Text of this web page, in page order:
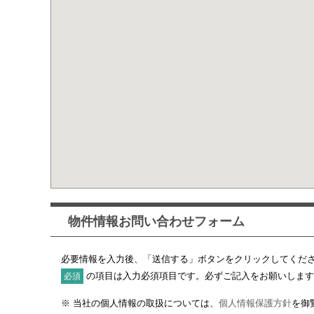
物件情報お問い合わせフォーム
必要情報を入力後、「送信する」ボタンをクリックしてくださ
必須 の項目は入力必須項目です。必ずご記入をお願いします
※ 当社の個人情報の取扱については、 個人情報保護方針を御